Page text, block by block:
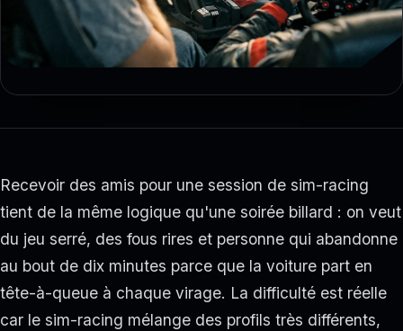
Recevoir des amis pour une session de sim-racing
tient de la même logique qu'une soirée billard : on veut
du jeu serré, des fous rires et personne qui abandonne
au bout de dix minutes parce que la voiture part en
tête-à-queue à chaque virage. La difficulté est réelle
car le sim-racing mélange des profils très différents,